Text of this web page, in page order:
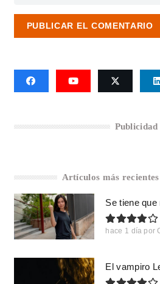
PUBLICAR EL COMENTARIO
Publicidad
Artículos más
Se tiene
hace 1 día por
El vampiro